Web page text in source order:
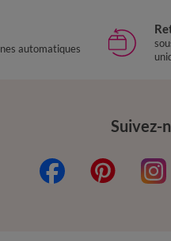
automatiques
Suivez-